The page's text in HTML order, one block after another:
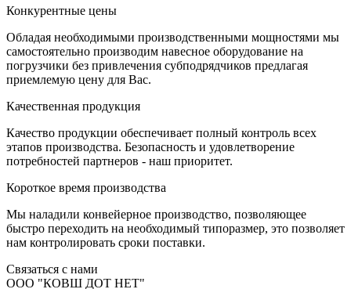
Конкурентные цены
Обладая необходимыми производственными мощностями мы
самостоятельно производим навесное оборудование на
погрузчики без привлечения субподрядчиков предлагая
приемлемую цену для Вас.
Качественная продукция
Качество продукции обеспечивает полный контроль всех
этапов производства. Безопасность и удовлетворение
потребностей партнеров - наш приоритет.
Короткое время производства
Мы наладили конвейерное производство, позволяющее
быстро переходить на необходимый типоразмер, это позволяет
нам контролировать сроки поставки.
Связаться с нами
ООО "КОВШ ДОТ НЕТ"